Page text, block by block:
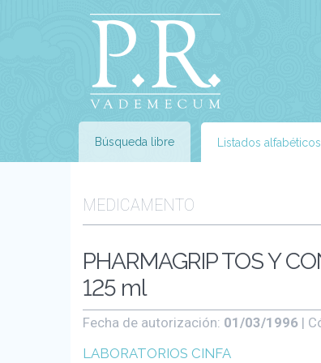
Búsqueda libre Listados alfabéticos
MEDICAMENTO
PHARMAGRIP TOS Y
125 ml
Fecha de autorización: 01/03/1996 |
LABORATORIOS CINFA